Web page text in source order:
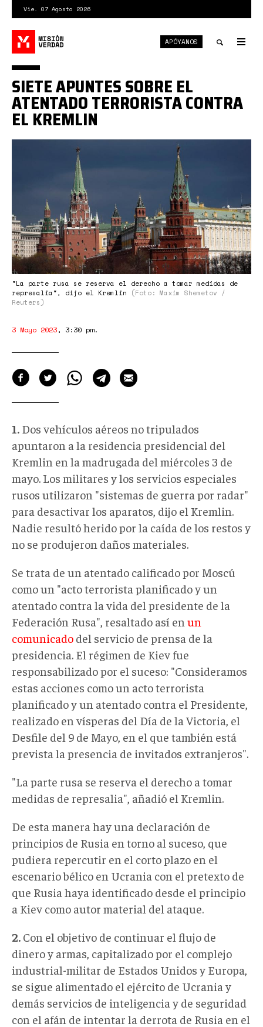
contenido
principal
Vie. 07 Agosto 2026
APÓYANOS
kremlin.jpeg
"La parte rusa se reserva el derecho a tomar medidas de
represalia", dijo el Kremlin
(Foto: Maxim Shemetov /
Reuters)
SIETE APUNTES SOBRE EL
ATENTADO TERRORISTA CONTRA
EL KREMLIN
3 Mayo 2023, 3:30 pm.
1. Dos vehículos aéreos no tripulados
apuntaron a la residencia presidencial del
Kremlin en la madrugada del miércoles 3 de
mayo. Los militares y los servicios especiales
rusos utilizaron "sistemas de guerra por radar"
para desactivar los aparatos, dijo el Kremlin.
Nadie resultó herido por la caída de los restos y
no se produjeron daños materiales.
Se trata de un atentado calificado por Moscú
como un "acto terrorista planificado y un
atentado contra la vida del presidente de la
Federación Rusa", resaltado así en un
comunicado del servicio de prensa de la
presidencia. El régimen de Kiev fue
responsabilizado por el suceso: "Consideramos
estas acciones como un acto terrorista
planificado y un atentado contra el Presidente,
realizado en vísperas del Día de la Victoria, el
Desfile del 9 de Mayo, en el que también está
prevista la presencia de invitados extranjeros".
"La parte rusa se reserva el derecho a tomar
medidas de represalia", añadió el Kremlin.
De esta manera hay una declaración de
principios de Rusia en torno al suceso, que
pudiera repercutir en el corto plazo en el
escenario bélico en Ucrania con el pretexto de
que Rusia haya identificado desde el principio
a Kiev como autor material del ataque.
2. Con el objetivo de continuar el flujo de
dinero y armas, capitalizado por el complejo
industrial-militar de Estados Unidos y Europa,
se sigue alimentado el ejército de Ucrania y
demás servicios de inteligencia y de seguridad
con el afán de intentar la derrota de Rusia en el